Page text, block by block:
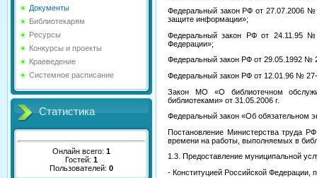
Документы
Библиотекарям
Ресурсы
Конкурсы и проекты
Краеведение
Системное расписание
Статистика
Онлайн всего: 1
Гостей: 1
Пользователей: 0
Федеральный закон РФ от 27.07.2006
защите информации»;
Федеральный закон РФ от 24.11.95
Федерации»;
Федеральный закон РФ от 29.05.1992 №
Федеральный закон РФ от 12.01.96 №
Закон МО «О библиотечном
библиотеками» от 31.05.2006 г.
Федеральный закон «Об обязательном
Постановление Министерства труда
времени на работы, выполняемых в
1.3. Предоставление муниципальной
- Конституцией Российской Федерации,